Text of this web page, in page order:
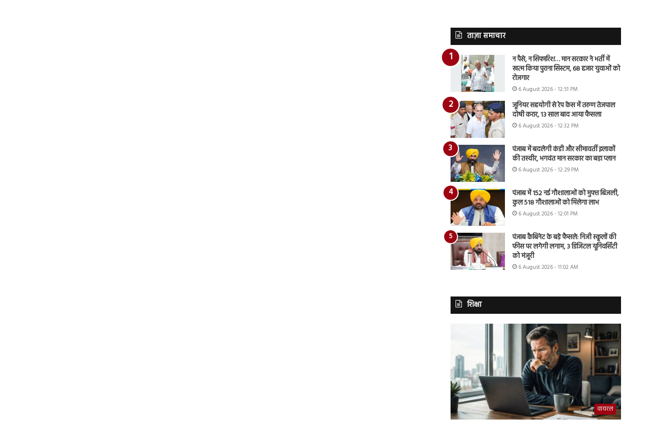
ताज़ा समाचार
न पैसे, न सिफारिश… मान सरकार ने भर्ती में
खत्म किया पुराना सिस्टम, 68 हजार युवाओं को
रोजगार
6 August 2026 - 12:51 PM
जूनियर सहयोगी से रेप केस में तरुण तेजपाल
दोषी करार, 13 साल बाद आया फैसला
6 August 2026 - 12:32 PM
पंजाब में बदलेगी कंडी और सीमावर्ती इलाकों
की तस्वीर, भगवंत मान सरकार का बड़ा प्लान
6 August 2026 - 12:29 PM
पंजाब में 152 नई गौशालाओं को मुफ्त बिजली,
कुल 518 गौशालाओं को मिलेगा लाभ
6 August 2026 - 12:01 PM
पंजाब कैबिनेट के बड़े फैसले: निजी स्कूलों की
फीस पर लगेगी लगाम, 3 डिजिटल यूनिवर्सिटी
को मंजूरी
6 August 2026 - 11:02 AM
शिक्षा
वायरल